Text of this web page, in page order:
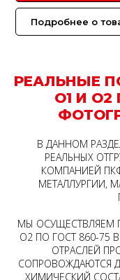
Подробнее о
РЕАЛЬНЫЕ
О1 И О2
В ДАННОМ
РЕАЛЬНЫХ
КОМПАНИЕЙ
МЕТАЛЛУРГИИ,
МЫ ОСУЩЕСТВЛЯЕМ
О2 ПО ГОСТ 860-75
ОТРАСЛЕЙ
СОПРОВОЖДАЮТСЯ
ХИМИЧЕСКИЙ